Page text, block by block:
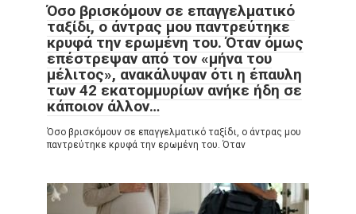
Όσο βρισκόμουν σε επαγγελματικό
ταξίδι, ο άντρας μου παντρεύτηκε
κρυφά την ερωμένη του. Όταν όμως
επέστρεψαν από τον «μήνα του
μέλιτος», ανακάλυψαν ότι η έπαυλη
των 42 εκατομμυρίων ανήκε ήδη σε
κάποιον άλλον…
Όσο βρισκόμουν σε επαγγελματικό ταξίδι, ο άντρας μου
παντρεύτηκε κρυφά την ερωμένη του. Όταν